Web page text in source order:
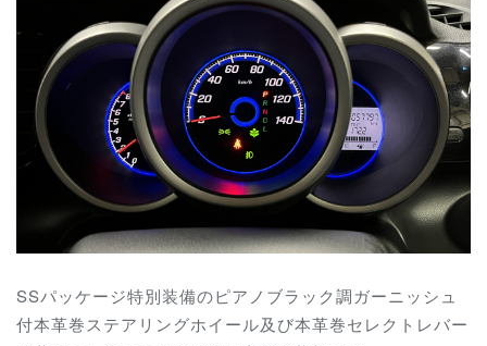
SSパッケージ特別装備のピアノブラック調ガーニッシュ
付本革巻ステアリングホイール及び本革巻セレクトレバー